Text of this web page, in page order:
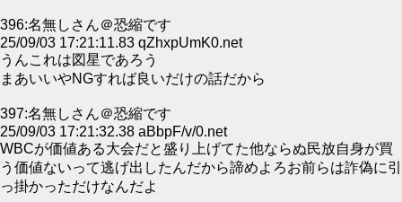
396:名無しさん＠恐縮です
25/09/03 17:21:11.83 qZhxpUmK0.net
うんこれは図星であろう
まあいいやNGすれば良いだけの話だから
397:名無しさん＠恐縮です
25/09/03 17:21:32.38 aBbpF/v/0.net
WBCが価値ある大会だと盛り上げてた他ならぬ民放自身が買
う価値ないって逃げ出したんだから諦めよろお前らは詐偽に引
っ掛かっただけなんだよ